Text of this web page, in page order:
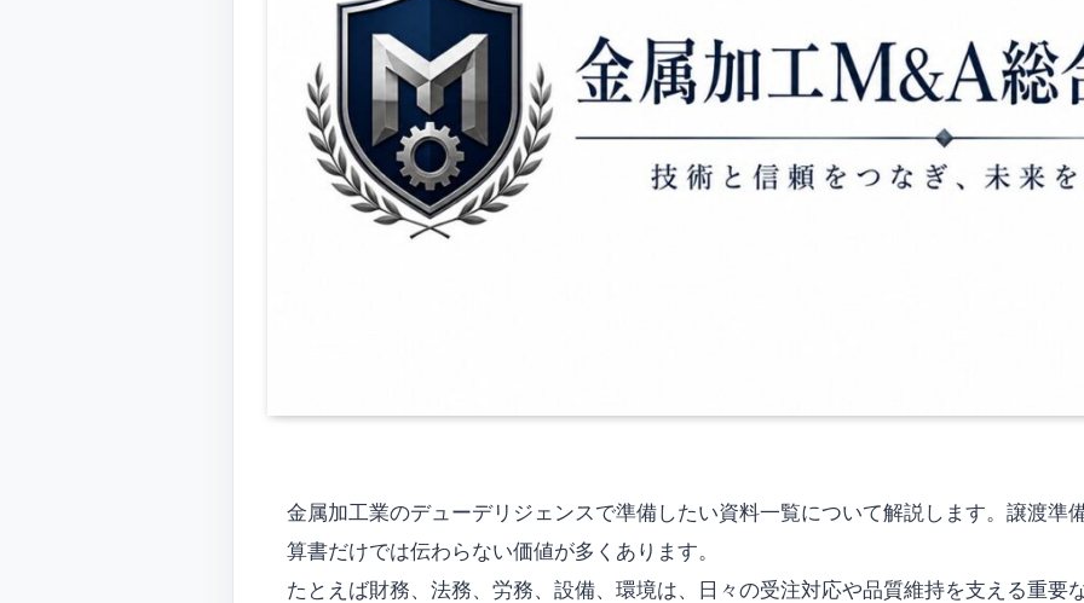
金属加工業のデューデリジェンスで準備したい資料一覧について解説します。譲渡準
算書だけでは伝わらない価値が多くあります。
たとえば財務、法務、労務、設備、環境は、日々の受注対応や品質維持を支える重要